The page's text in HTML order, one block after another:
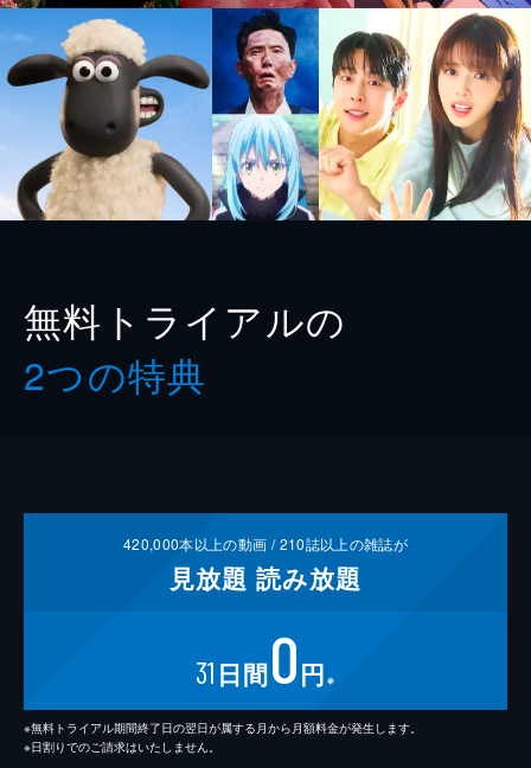
無料トライアルの
2つの特典
420,000本以上の動画 /210誌以上の雑誌が
見放題 読み放題
31 日間0円 ※
※無料トライアル期間終了日の翌日が属する月から月額料金が発生します。
※日割りでのご請求はいたしません。